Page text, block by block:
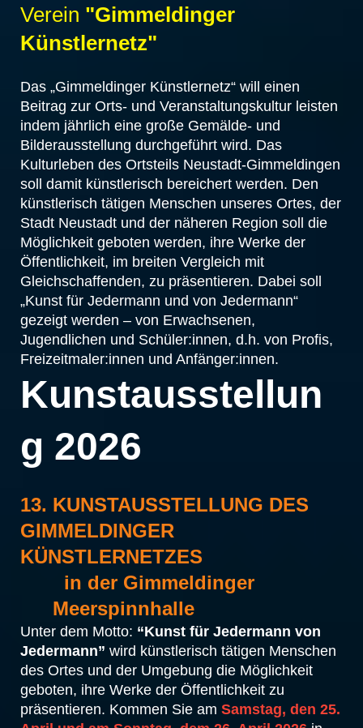
Verein "Gimmeldinger
Künstlernetz"
Das „Gimmeldinger Künstlernetz“ will einen
Beitrag zur Orts- und Veranstaltungskultur leisten
indem jährlich eine große Gemälde- und
Bilderausstellung durchgeführt wird. Das
Kulturleben des Ortsteils Neustadt-Gimmeldingen
soll damit künstlerisch bereichert werden. Den
künstlerisch tätigen Menschen unseres Ortes, der
Stadt Neustadt und der näheren Region soll die
Möglichkeit geboten werden, ihre Werke der
Öffentlichkeit, im breiten Vergleich mit
Gleichschaffenden, zu präsentieren. Dabei soll
„Kunst für Jedermann und von Jedermann“
gezeigt werden – von Erwachsenen,
Jugendlichen und Schüler:innen, d.h. von Profis,
Freizeitmaler:innen und Anfänger:innen.
Kunstausstellun
g 2026
13. KUNSTAUSSTELLUNG DES
GIMMELDINGER
KÜNSTLERNETZES
in der Gimmeldinger
Meerspinnhalle
Unter dem Motto: “Kunst für Jedermann von
Jedermann” wird künstlerisch tätigen Menschen
des Ortes und der Umgebung die Möglichkeit
geboten, ihre Werke der Öffentlichkeit zu
präsentieren. Kommen Sie am Samstag, den 25.